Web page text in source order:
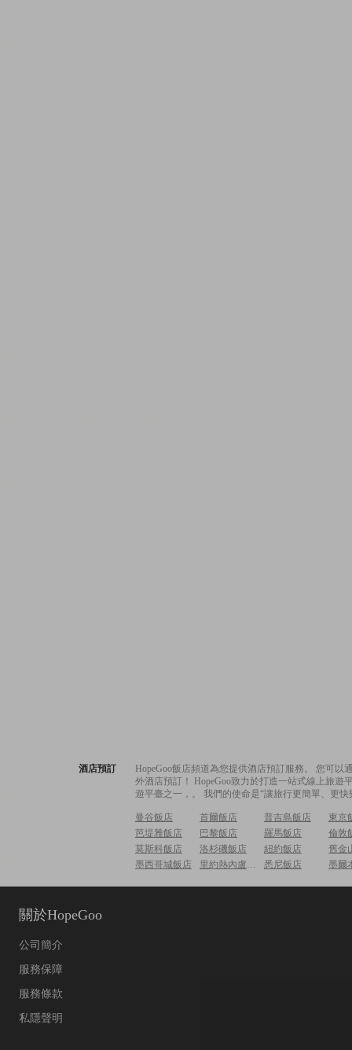
酒店預訂
HopeGoo飯店頻道為您提供酒店預訂服務。 您可
外酒店預訂！ HopeGoo致力於打造一站式線上旅
遊平臺之一，。 我們的使命是“讓旅行更簡單、更
曼谷飯店 首爾飯店 普吉島飯店
東京
芭堤雅飯店
巴黎飯店 羅馬飯店
倫敦
莫斯科飯店
洛杉磯飯店 紐約飯店
舊金
墨西哥城飯店
里約熱內盧飯店 悉尼飯店 墨爾
關於HopeGoo
公司簡介
服務保障
服務條款
私隱聲明